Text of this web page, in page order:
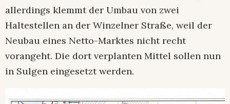
allerdings klemmt der Umbau von zwei
Haltestellen an der Winzelner Straße, weil der
Neubau eines Netto-Marktes nicht recht
vorangeht. Die dort verplanten Mittel sollen nun
in Sulgen eingesetzt werden.